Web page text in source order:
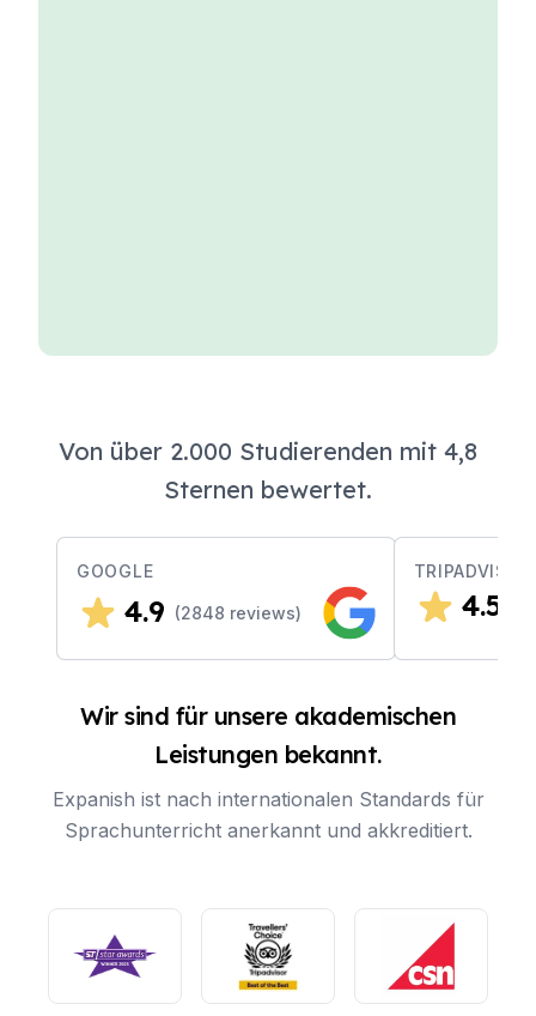
Von über 2.000 Studierenden mit 4,8
Sternen bewertet.
GOOGLE
4.9 (2848 reviews)
TRIPADVISOR
4.5
Wir sind für unsere akademischen
Leistungen bekannt.
Expanish ist nach internationalen Standards für
Sprachunterricht anerkannt und akkreditiert.